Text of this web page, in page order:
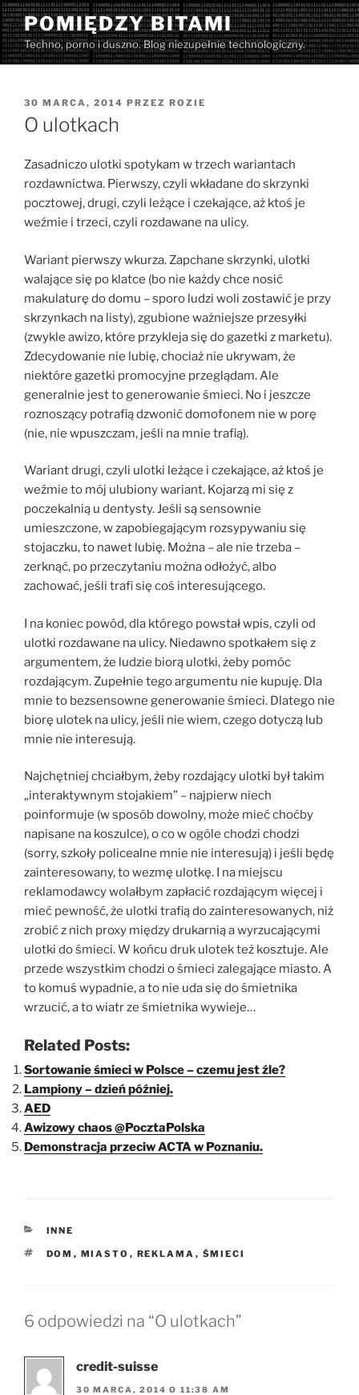
Przejdź
do
treści
POMIĘDZY BITAMI
Techno, porno i duszno. Blog niezupełnie technologiczny.
OPUBLIKOWANE
W
30 MARCA, 2014 PRZEZ ROZIE
O ulotkach
Zasadniczo ulotki spotykam w trzech wariantach
rozdawnictwa. Pierwszy, czyli wkładane do skrzynki
pocztowej, drugi, czyli leżące i czekające, aż ktoś je
weźmie i trzeci, czyli rozdawane na ulicy.
Wariant pierwszy wkurza. Zapchane skrzynki, ulotki
walające się po klatce (bo nie każdy chce nosić
makulaturę do domu – sporo ludzi woli zostawić je przy
skrzynkach na listy), zgubione ważniejsze przesyłki
(zwykle awizo, które przykleja się do gazetki z marketu).
Zdecydowanie nie lubię, chociaż nie ukrywam, że
niektóre gazetki promocyjne przeglądam. Ale
generalnie jest to generowanie śmieci. No i jeszcze
roznoszący potrafią dzwonić domofonem nie w porę
(nie, nie wpuszczam, jeśli na mnie trafią).
Wariant drugi, czyli ulotki leżące i czekające, aż ktoś je
weźmie to mój ulubiony wariant. Kojarzą mi się z
poczekalnią u dentysty. Jeśli są sensownie
umieszczone, w zapobiegającym rozsypywaniu się
stojaczku, to nawet lubię. Można – ale nie trzeba –
zerknąć, po przeczytaniu można odłożyć, albo
zachować, jeśli trafi się coś interesującego.
I na koniec powód, dla którego powstał wpis, czyli od
ulotki rozdawane na ulicy. Niedawno spotkałem się z
argumentem, że ludzie biorą ulotki, żeby pomóc
rozdającym. Zupełnie tego argumentu nie kupuję. Dla
mnie to bezsensowne generowanie śmieci. Dlatego nie
biorę ulotek na ulicy, jeśli nie wiem, czego dotyczą lub
mnie nie interesują.
Najchętniej chciałbym, żeby rozdający ulotki był takim
„interaktywnym stojakiem” – najpierw niech
poinformuje (w sposób dowolny, może mieć choćby
napisane na koszulce), o co w ogóle chodzi chodzi
(sorry, szkoły policealne mnie nie interesują) i jeśli będę
zainteresowany, to wezmę ulotkę. I na miejscu
reklamodawcy wolałbym zapłacić rozdającym więcej i
mieć pewność, że ulotki trafią do zainteresowanych, niż
zrobić z nich proxy między drukarnią a wyrzucającymi
ulotki do śmieci. W końcu druk ulotek też kosztuje. Ale
przede wszystkim chodzi o śmieci zalegające miasto. A
to komuś wypadnie, a to nie uda się do śmietnika
wrzucić, a to wiatr ze śmietnika wywieje…
Related Posts:
Sortowanie śmieci w Polsce – czemu jest źle?
Lampiony – dzień później.
AED
Awizowy chaos @PocztaPolska
Demonstracja przeciw ACTA w Poznaniu.
KATEGORIE
INNE
TAGI
DOM , MIASTO , REKLAMA , ŚMIECI
6 odpowiedzi na “O ulotkach”
credit-suisse
30 MARCA, 2014 O 11:38 AM